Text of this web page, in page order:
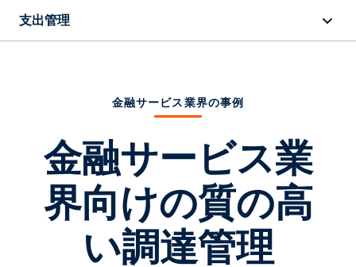
支出管理
リソース
お問い合わせ
金融サービス業界の事例
金融サービス業
界向けの質の高
い調達管理